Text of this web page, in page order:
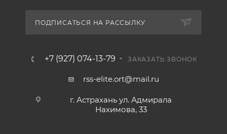
ПОДПИСАТЬСЯ НА РАССЫЛКУ
+7 (927) 074-13-79 ЗАКАЗАТЬ ЗВОНОК
rss-elite.ort@mail.ru
г. Астрахань ул. Адмирала
Нахимова, 33